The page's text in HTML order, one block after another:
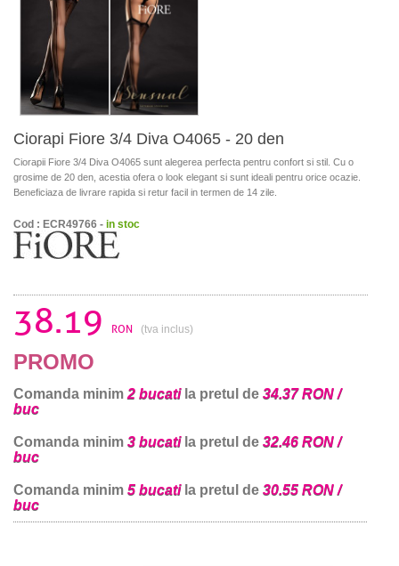
Ciorapi Fiore 3/4 Diva O4065 - 20 den
Ciorapii Fiore 3/4 Diva O4065 sunt alegerea perfecta pentru confort si stil. Cu o
grosime de 20 den, acestia ofera o look elegant si sunt ideali pentru orice ocazie.
Beneficiaza de livrare rapida si retur facil in termen de 14 zile.
Cod : ECR49766 - in stoc
38.19 RON (tva inclus)
PROMO
Comanda minim 2 bucatila pretul de 34.37 RON /
buc
Comanda minim 3 bucatila pretul de 32.46 RON /
buc
Comanda minim 5 bucatila pretul de 30.55 RON /
buc